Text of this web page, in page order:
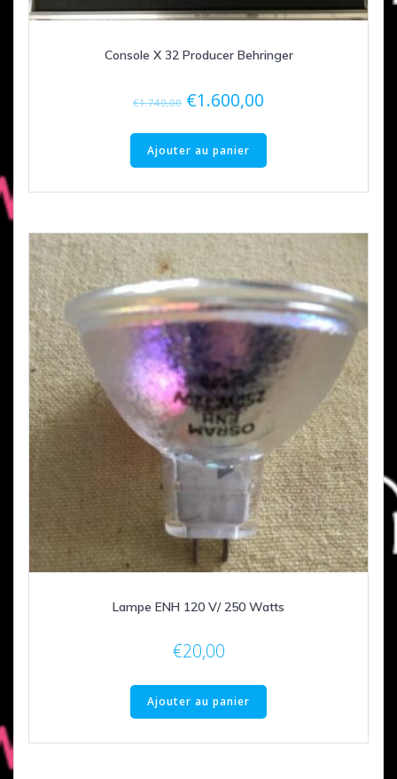
Console X 32 Producer Behringer
€1.740,00 Le
initial
était :
€1.740,00.
€1.600,00
est :
€1.600,00.
Ajouter au panier
Lampe ENH 120 V/ 250 Watts
€20,00
Ajouter au panier